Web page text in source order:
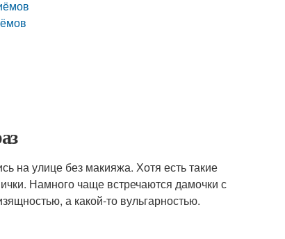
на улице без макияжа. Хотя есть такие
Намного чаще встречаются дамочки с
а какой-то вульгарностью.